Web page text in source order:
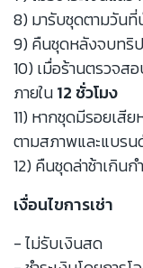
8) มารับชุดตามวัน
9) คืนชุดหลังจบทริ
10) เมื่อร้านตรวจส
ภายใน12 ชั่วโมง
11) หากชุดมีรอยเสี
ตามสภาพและแบรน
12) คืนชุดล่าช้าเกิน
เงื่อนไขการเช่า
- ไม่รับเงินสด